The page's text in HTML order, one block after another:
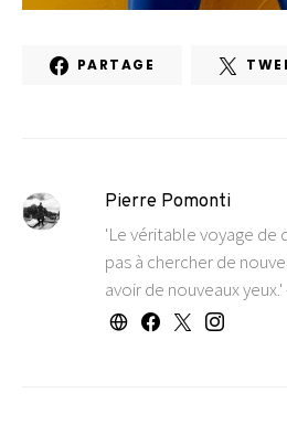
PARTAGE
Pierre Pomonti
'Le véritable voyage de
pas à chercher de
avoir de nouveaux